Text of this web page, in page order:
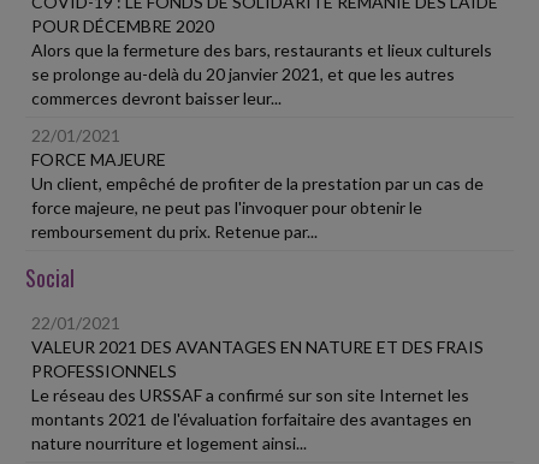
POUR DÉCEMBRE 2020
Alors que la fermeture des bars, restaurants et lieux culturels
se prolonge au-delà du 20 janvier 2021, et que les autres
commerces devront baisser leur...
22/01/2021
FORCE MAJEURE
Un client, empêché de profiter de la prestation par un cas de
force majeure, ne peut pas l'invoquer pour obtenir le
remboursement du prix. Retenue par...
Social
22/01/2021
VALEUR 2021 DES AVANTAGES EN NATURE ET DES FRAIS
PROFESSIONNELS
Le réseau des URSSAF a confirmé sur son site Internet les
montants 2021 de l'évaluation forfaitaire des avantages en
nature nourriture et logement ainsi...